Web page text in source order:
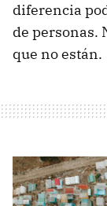
diferencia
de personas.
que no están.